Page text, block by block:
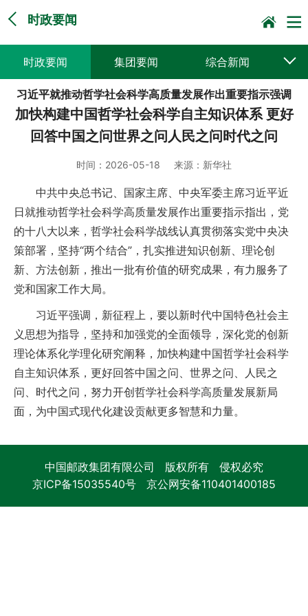
时政要闻
时政要闻 集团要闻 综合新闻
媒体聚焦 党建动态 普遍服务
科技创新 企业文化 一线风采
习近平就推动哲学社会科学高质量发展作出重要指示强调
加快构建中国哲学社会科学自主知识体系 更好
回答中国之问世界之问人民之问时代之问
时间： 2026-05-18 来源： 新华社
中共中央总书记、国家主席、中央军委主席习近平近
日就推动哲学社会科学高质量发展作出重要指示指出，党
的十八大以来，哲学社会科学战线认真贯彻落实党中央决
策部署，坚持“两个结合”，扎实推进知识创新、理论创
新、方法创新，推出一批有价值的研究成果，有力服务了
党和国家工作大局。
习近平强调，新征程上，要以新时代中国特色社会主
义思想为指导，坚持和加强党的全面领导，深化党的创新
理论体系化学理化研究阐释，加快构建中国哲学社会科学
自主知识体系，更好回答中国之问、世界之问、人民之
问、时代之问，努力开创哲学社会科学高质量发展新局
面，为中国式现代化建设贡献更多智慧和力量。
中国邮政集团有限公司 版权所有 侵权必究
京ICP备15035540号 京公网安备110401400185